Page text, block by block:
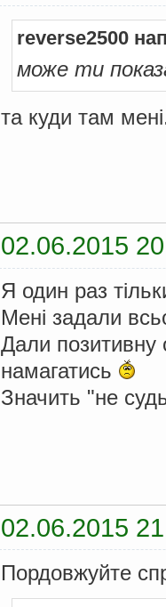
reverse2500
може ти
та куди там
02.06.2015
Я один раз
Менi задали
Дали
намагатись
Значить "не
02.06.2015
Пордовжуйте